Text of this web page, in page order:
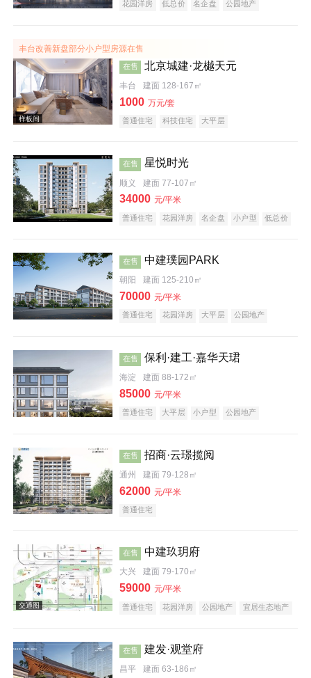
花园洋房 低总价 名企盘 公园地产
丰台改善新盘部分小户型房源在售
样板间
在售 北京城建·龙樾天元
丰台 建面 128-167㎡
1000 万元/套
普通住宅 科技住宅 大平层
在售 星悦时光
顺义 建面 77-107㎡
34000 元/平米
普通住宅 花园洋房 名企盘 小户型 低总价
在售 中建璞园PARK
朝阳 建面 125-210㎡
70000 元/平米
普通住宅 花园洋房 大平层
公园地产
在售 保利·建工·嘉华天珺
海淀 建面 88-172㎡
85000 元/平米
普通住宅 大平层 小户型
公园地产
在售 招商·云璟揽阅
通州 建面 79-128㎡
62000 元/平米
普通住宅
在售 中建玖玥府
大兴 建面 79-170㎡
59000 元/平米
普通住宅 花园洋房 公园地产
宜居生态地产
在售 建发·观堂府
昌平 建面 63-186㎡